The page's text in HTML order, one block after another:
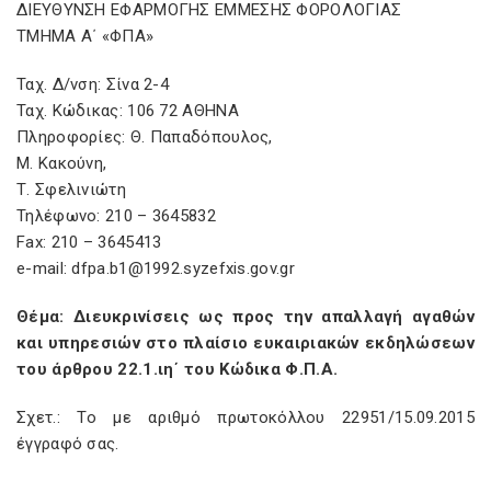
ΔΙΕΥΘΥΝΣΗ ΕΦΑΡΜΟΓΗΣ ΕΜΜΕΣΗΣ ΦΟΡΟΛΟΓΙΑΣ
ΤΜΗΜΑ Α΄ «ΦΠΑ»
Ταχ. Δ/νση: Σίνα 2-4
Ταχ. Κώδικας: 106 72 ΑΘΗΝΑ
Πληροφορίες: Θ. Παπαδόπουλος,
Μ. Κακούνη,
Τ. Σφελινιώτη
Τηλέφωνο: 210 – 3645832
Fax: 210 – 3645413
e-mail: dfpa.b1@1992.syzefxis.gov.gr
Θέμα: Διευκρινίσεις ως προς την απαλλαγή αγαθών
και υπηρεσιών στο πλαίσιο ευκαιριακών εκδηλώσεων
του άρθρου 22.1.ιη΄ του Κώδικα Φ.Π.Α.
Σχετ.: Το με αριθμό πρωτοκόλλου 22951/15.09.2015
έγγραφό σας.